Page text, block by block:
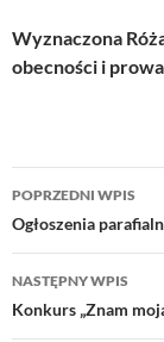
Wyznaczona
obecności i
Nawigacja
wpisu
POPRZEDNI WPIS
Ogłoszenia
NASTĘPNY WPIS
Konkurs „Znam